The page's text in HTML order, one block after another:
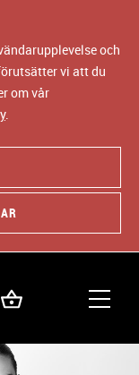
och
vi att du
om vår
.